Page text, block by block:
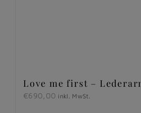
Love me first –
€690,00 inkl. MwSt.